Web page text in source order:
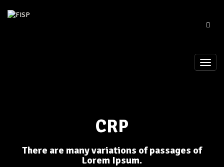
CRP
There are many variations of passages of
Lorem Ipsum.